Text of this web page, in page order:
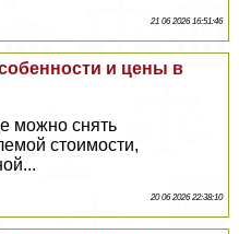
21 06 2026 16:51:46
и цены в
можно снять
стоимости,
20 06 2026 22:38:10